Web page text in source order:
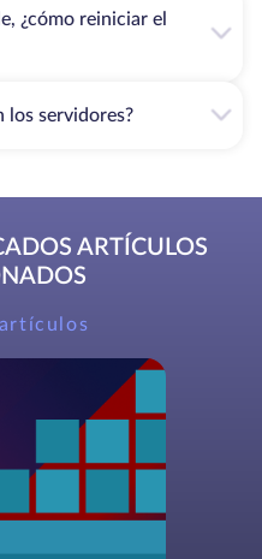
¿cómo reiniciar el
los servidores?
ARTÍCULOS